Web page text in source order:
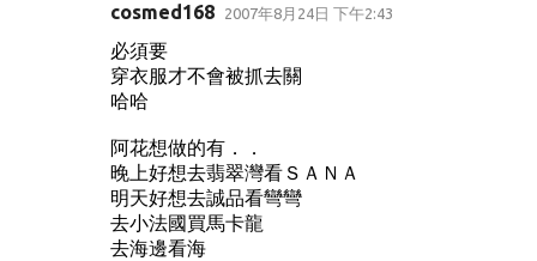
cosmed168 2007年8月24日 下午2:43
必須要
穿衣服才不會被抓去關
哈哈
阿花想做的有．．
晚上好想去翡翠灣看ＳＡＮＡ
明天好想去誠品看彎彎
去小法國買馬卡龍
去海邊看海